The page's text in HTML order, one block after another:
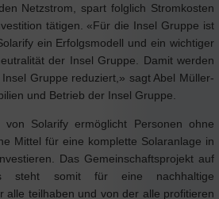
Netzstrom, spart folglich Stromkosten
tätigen. «Für die Insel Gruppe ist
ein Erfolgsmodell und ein wichtiger
der Insel Gruppe. Damit werden
Gruppe reduziert,» sagt Abel Müller-
und Betrieb der Insel Gruppe.
von Solarify ermöglicht Personen ohne
Mittel für eine komplette Solaranlage in
Das Gemeinschaftsprojekt auf
steht somit für eine nachhaltige
alle teilhaben und von der alle profitieren